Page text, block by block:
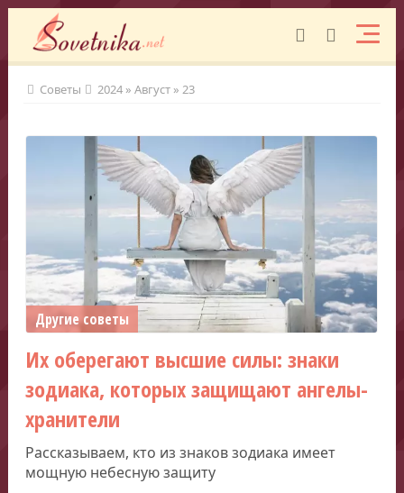
Советы 2024 » Август » 23
Другие советы
Их оберегают высшие силы: знаки
зодиака, которых защищают ангелы-
хранители
Рассказываем, кто из знаков зодиака имеет
мощную небесную защиту